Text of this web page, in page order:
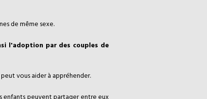
de même sexe.
l'adoption par des couples de
vous aider à appréhender.